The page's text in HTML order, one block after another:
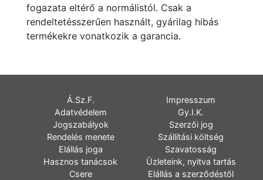
fogazata eltérő a normálistól. Csak a
rendeltetésszerűen használt, gyárilag hibás
termékekre vonatkozik a garancia.
Á.Sz.F.
Impresszum
Adatvédelem
Gy.I.K.
Jogszabályok
Szerzői jog
Rendelés menete
Szállítási költség
Elállás joga
Szavatosság
Hasznos tanácsok
Üzleteink, nyitva tartás
Csere
Elállás a szerződéstől